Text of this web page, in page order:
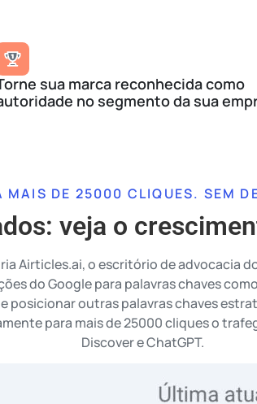
sua marca reconhecida como
no segmento da sua
MAIS DE 25000 CLIQUES. SEM
veja o
Airticles.ai, o escritório de advocacia
do Google para palavras chaves
posicionar outras palavras chaves
para mais de 25000 cliques o
Discover e ChatGPT.